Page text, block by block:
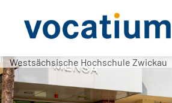
Westsächsische Hochschule Zwickau